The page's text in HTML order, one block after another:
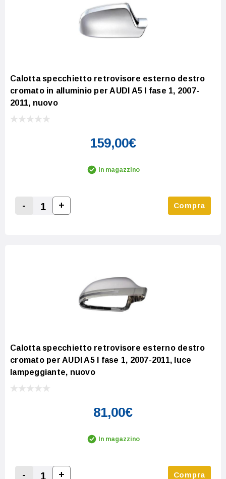
Calotta specchietto retrovisore esterno destro
cromato in alluminio per AUDI A5 I fase 1, 2007-
2011, nuovo
159,00€
In magazzino
Decrease Quantity:
-
Increase Quantity:
+ Compra
Calotta specchietto retrovisore esterno destro
cromato per AUDI A5 I fase 1, 2007-2011, luce
lampeggiante, nuovo
81,00€
In magazzino
- + Compra